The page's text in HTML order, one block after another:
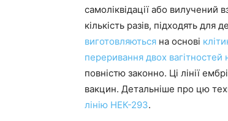
самоліквідації або вилучений
кількість разів, підходять
виготовляються на основі
переривання двох вагітностей
повністю законно. Ці лінії
вакцин. Детальніше про цю
лінію НЕК-293.